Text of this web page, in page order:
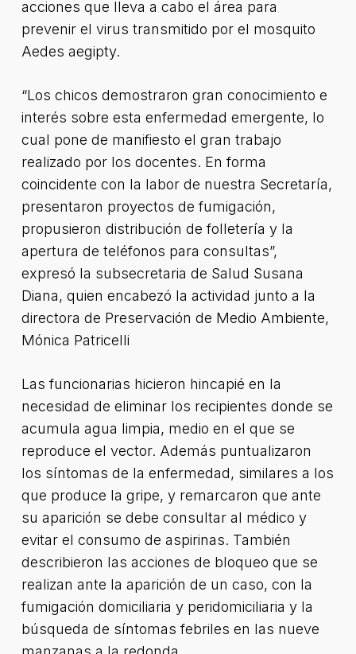
acciones que lleva a cabo el área para
prevenir el virus transmitido por el mosquito
Aedes aegipty.
“Los chicos demostraron gran conocimiento e
interés sobre esta enfermedad emergente, lo
cual pone de manifiesto el gran trabajo
realizado por los docentes. En forma
coincidente con la labor de nuestra Secretaría,
presentaron proyectos de fumigación,
propusieron distribución de folletería y la
apertura de teléfonos para consultas”,
expresó la subsecretaria de Salud Susana
Diana, quien encabezó la actividad junto a la
directora de Preservación de Medio Ambiente,
Mónica Patricelli
Las funcionarias hicieron hincapié en la
necesidad de eliminar los recipientes donde se
acumula agua limpia, medio en el que se
reproduce el vector. Además puntualizaron
los síntomas de la enfermedad, similares a los
que produce la gripe, y remarcaron que ante
su aparición se debe consultar al médico y
evitar el consumo de aspirinas. También
describieron las acciones de bloqueo que se
realizan ante la aparición de un caso, con la
fumigación domiciliaria y peridomiciliaria y la
búsqueda de síntomas febriles en las nueve